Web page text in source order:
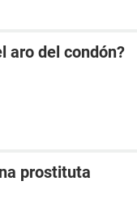
aro del condón?
prostituta